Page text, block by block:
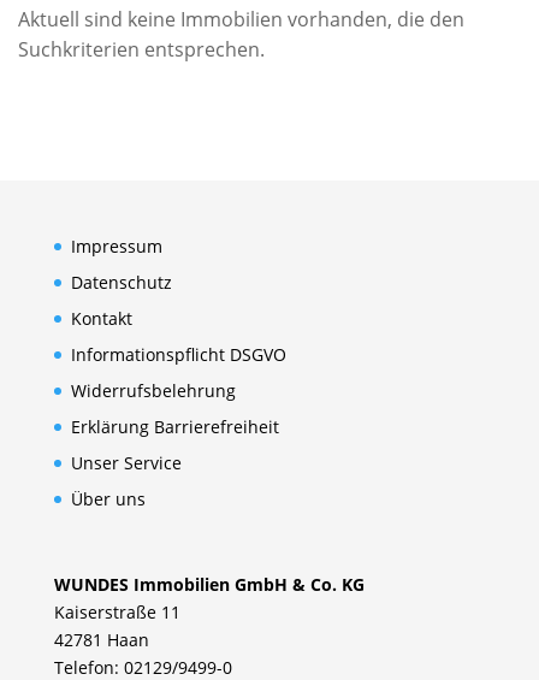
Aktuell sind keine Immobilien vorhanden, die den
Suchkriterien entsprechen.
Impressum
Datenschutz
Kontakt
Informationspflicht DSGVO
Widerrufsbelehrung
Erklärung Barrierefreiheit
Unser Service
Über uns
WUNDES Immobilien GmbH & Co. KG
Kaiserstraße 11
42781 Haan
Telefon: 02129/9499-0